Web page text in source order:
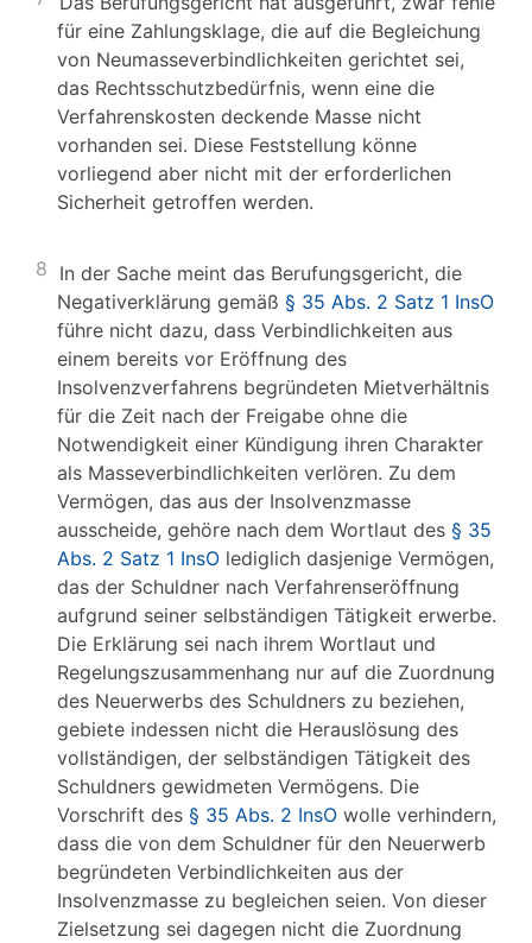
für eine Zahlungsklage, die auf die Begleichung
von Neumasseverbindlichkeiten gerichtet sei,
das Rechtsschutzbedürfnis, wenn eine die
Verfahrenskosten deckende Masse nicht
vorhanden sei. Diese Feststellung könne
vorliegend aber nicht mit der erforderlichen
Sicherheit getroffen werden.
8 In der Sache meint das Berufungsgericht, die
Negativerklärung gemäß § 35 Abs. 2 Satz 1 InsO
führe nicht dazu, dass Verbindlichkeiten aus
einem bereits vor Eröffnung des
Insolvenzverfahrens begründeten Mietverhältnis
für die Zeit nach der Freigabe ohne die
Notwendigkeit einer Kündigung ihren Charakter
als Masseverbindlichkeiten verlören. Zu dem
Vermögen, das aus der Insolvenzmasse
ausscheide, gehöre nach dem Wortlaut des § 35
Abs. 2 Satz 1 InsO lediglich dasjenige Vermögen,
das der Schuldner nach Verfahrenseröffnung
aufgrund seiner selbständigen Tätigkeit erwerbe.
Die Erklärung sei nach ihrem Wortlaut und
Regelungszusammenhang nur auf die Zuordnung
des Neuerwerbs des Schuldners zu beziehen,
gebiete indessen nicht die Herauslösung des
vollständigen, der selbständigen Tätigkeit des
Schuldners gewidmeten Vermögens. Die
Vorschrift des § 35 Abs. 2 InsO wolle verhindern,
dass die von dem Schuldner für den Neuerwerb
begründeten Verbindlichkeiten aus der
Insolvenzmasse zu begleichen seien. Von dieser
Zielsetzung sei dagegen nicht die Zuordnung